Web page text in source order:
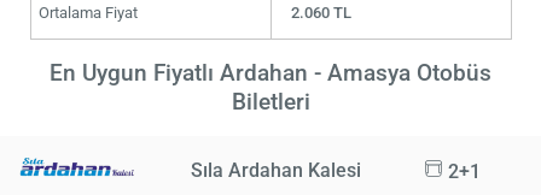
Ortalama Fiyat 2.060 TL
En Uygun Fiyatlı Ardahan - Amasya Otobüs
Biletleri
Sıla Ardahan Kalesi 2+1